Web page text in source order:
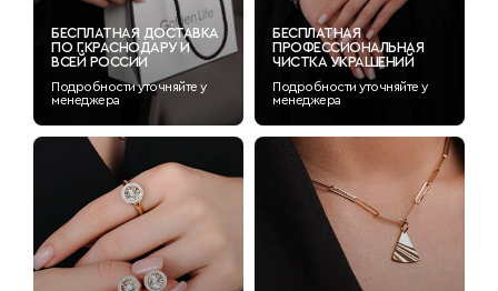
БЕСПЛАТНАЯ ДОСТАВКА
ПО Г.КРАСНОДАРУ И
ВСЕЙ РОССИИ
Подробности уточняйте у
менеджера
БЕСПЛАТНАЯ
ПРОФЕССИОНАЛЬНАЯ
ЧИСТКА УКРАШЕНИЙ
Подробности уточняйте у
менеджера